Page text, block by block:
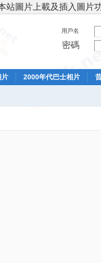
站圖片上載及插入圖片
用戶名
密碼
片 2000年代巴士相片